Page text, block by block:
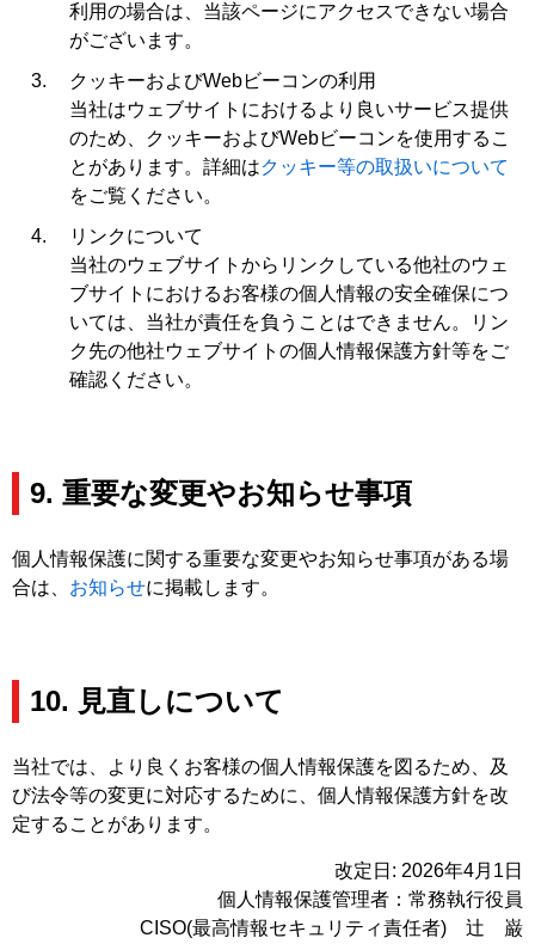
利用の場合は、当該ページにアクセスできない場合
がございます。
クッキーおよびWebビーコンの利用
当社はウェブサイトにおけるより良いサービス提供
のため、クッキーおよびWebビーコンを使用するこ
とがあります。詳細はクッキー等の取扱いについて
をご覧ください。
リンクについて
当社のウェブサイトからリンクしている他社のウェ
ブサイトにおけるお客様の個人情報の安全確保につ
いては、当社が責任を負うことはできません。リン
ク先の他社ウェブサイトの個人情報保護方針等をご
確認ください。
9. 重要な変更やお知らせ事項
個人情報保護に関する重要な変更やお知らせ事項がある場
合は、 お知らせに掲載します。
10. 見直しについて
当社では、より良くお客様の個人情報保護を図るため、及
び法令等の変更に対応するために、個人情報保護方針を改
定することがあります。
改定日: 2026年4月1日
個人情報保護管理者：常務執行役員
CISO(最高情報セキュリティ責任者) 辻 巌